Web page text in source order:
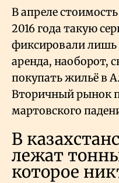
В апреле стоимость
2016 года такую
фиксировали
аренда, наоборот,
покупать жильё в
Вторичный рынок
мартовского
В
лежат
которое